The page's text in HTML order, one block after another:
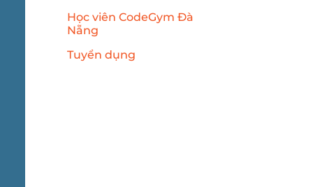
Học viên CodeGym Đà
Nẵng
Tuyển dụng